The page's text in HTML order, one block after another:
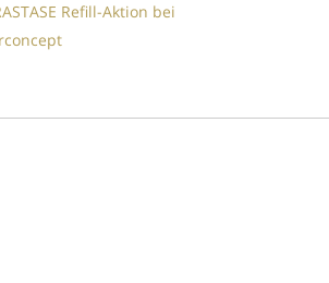
Refill-Aktion bei